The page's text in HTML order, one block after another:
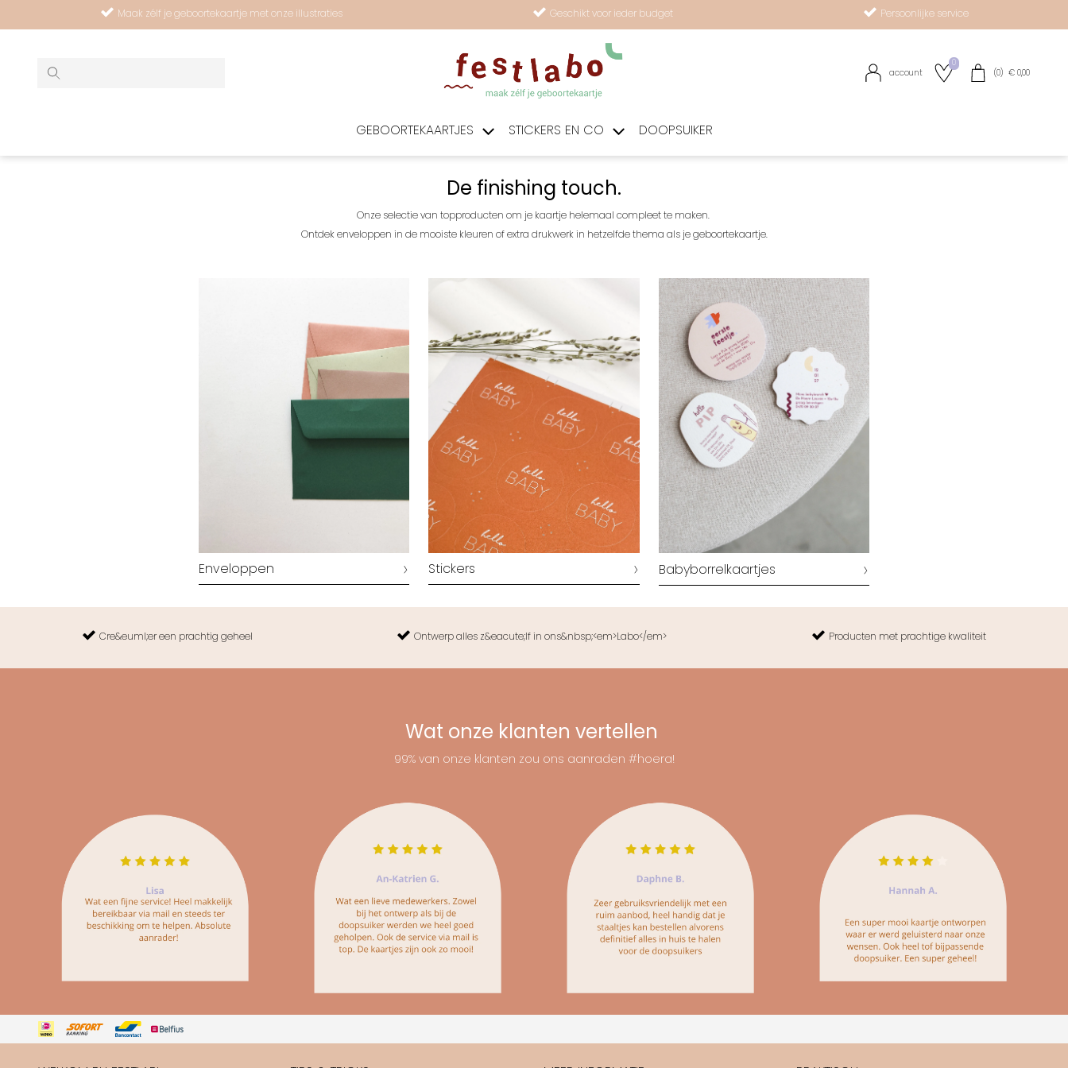
Maak zélf je geboortekaartje met onze illustraties Geschikt voor ieder budget Persoonlijke service
account
0
(0) € 0,00
GEBOORTEKAARTJES STICKERS EN CO DOOPSUIKER
De finishing touch.
Onze selectie van topproducten om je kaartje helemaal compleet te maken.
Ontdek enveloppen in de mooiste kleuren of extra drukwerk in hetzelfde thema als je geboortekaartje.
Enveloppen Stickers Babyborrelkaartjes
Cre&euml;er een prachtig geheel Ontwerp alles z&eacute;lf in ons&nbsp;<em>Labo</em> Producten met prachtige kwaliteit
Wat onze klanten vertellen
99% van onze klanten zou ons aanraden #hoera!